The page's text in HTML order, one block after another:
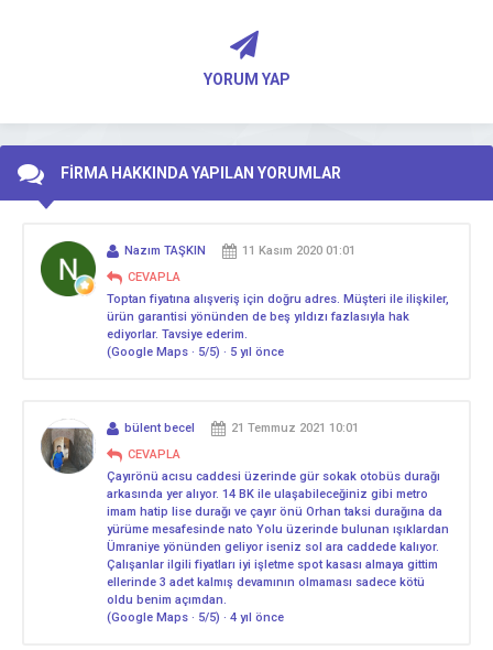
YORUM YAP
FİRMA HAKKINDA YAPILAN YORUMLAR
Nazım TAŞKIN
11 Kasım 2020 01:01
CEVAPLA
Toptan fiyatına alışveriş için doğru adres. Müşteri ile ilişkiler,
ürün garantisi yönünden de beş yıldızı fazlasıyla hak
ediyorlar. Tavsiye ederim.
(Google Maps · 5/5) · 5 yıl önce
bülent becel
21 Temmuz 2021 10:01
CEVAPLA
Çayırönü acısu caddesi üzerinde gür sokak otobüs durağı
arkasında yer alıyor. 14 BK ile ulaşabileceğiniz gibi metro
imam hatip lise durağı ve çayır önü Orhan taksi durağına da
yürüme mesafesinde nato Yolu üzerinde bulunan ışıklardan
Ümraniye yönünden geliyor iseniz sol ara caddede kalıyor.
Çalışanlar ilgili fiyatları iyi işletme spot kasası almaya gittim
ellerinde 3 adet kalmış devamının olmaması sadece kötü
oldu benim açımdan.
(Google Maps · 5/5) · 4 yıl önce